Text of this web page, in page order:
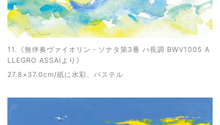
11.《無伴奏ヴァイオリン・ソナタ第3番 ハ長調 BWV1005 A
LLEGRO ASSAIより 》
27.8×37.0cm/紙に水彩、パステル